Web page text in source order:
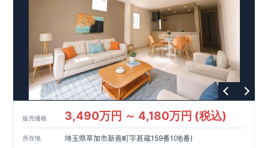
【教育施設】
カナリヤ幼稚園 約840m （徒歩11 分）​アイン金沢文庫保育
（徒歩14 分）
マミーズエンジェル金沢文庫駅前保
育園 約
1400m（徒歩18分）​ 釜利谷小学校 約822m （徒歩
釜利谷中学校 約1700m（徒歩22分）
【買い物施設】 ​ローソン横浜釜利谷東五丁目店 約190m
3分）​セブン-イレブン横浜釜利谷東 3丁目店 約 750m （徒歩
10分）​そうてつローゼン釜利谷店 約1000m （徒歩13 分）​ク
リエイト S・D金沢釜利谷店 約750m（徒歩10
【その他施設】
みやざき内科医院 約154m（徒歩2分）
金沢白百合クリニッ
（徒歩4 分）
自然公園 約400m（徒歩5分）​ 夏山東公園 約667m（徒歩
分）
■東栄住宅の家作り■​■ブルーミングガーデンのこだわり■
​↑各タイトルをクリック↑ ​​■長期優良住宅取得
販売価格 3,490万円 ～ 4,180万円 (税込)
所在地 埼玉県草加市新善町字甚蔵159番1(地番)